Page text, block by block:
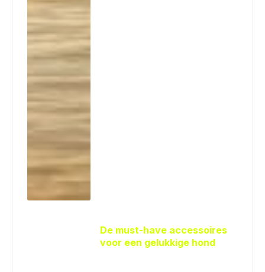
De must-have accessoires
voor een gelukkige hond